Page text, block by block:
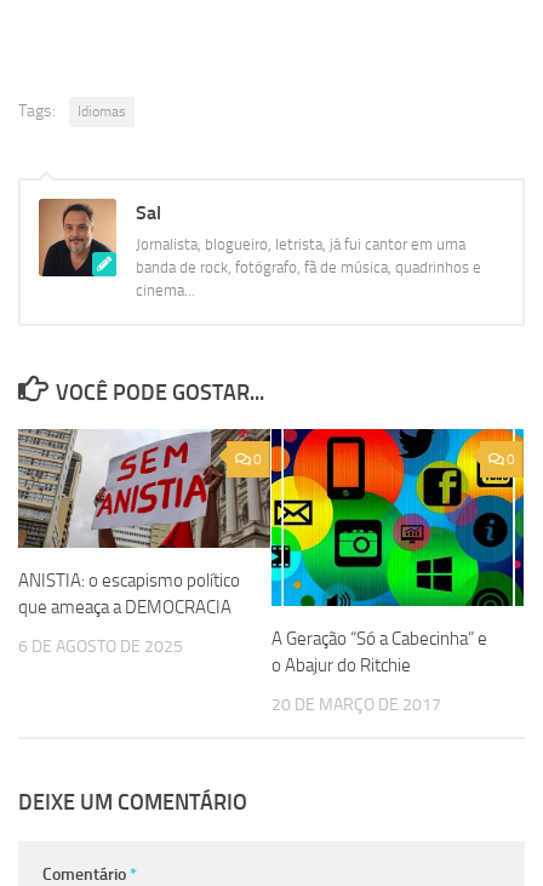
Tags: Idiomas
Sal
Jornalista, blogueiro, letrista, já fui cantor em uma
banda de rock, fotógrafo, fã de música, quadrinhos e
cinema...
VOCÊ PODE GOSTAR...
0
ANISTIA: o escapismo político
que ameaça a DEMOCRACIA
6 DE AGOSTO DE 2025
0
A Geração “Só a Cabecinha” e
o Abajur do Ritchie
20 DE MARÇO DE 2017
DEIXE UM COMENTÁRIO
Comentário*